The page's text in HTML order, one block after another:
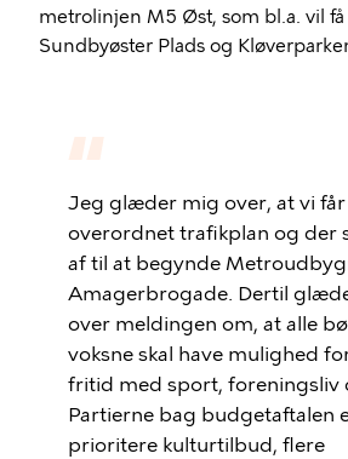
metrolinjen M5 Øst, som bl.a. vil få
Sundbyøster Plads og
Jeg glæder mig over, at vi får
overordnet trafikplan og der
af til at begynde
Amagerbrogade. Dertil
over meldingen om, at alle
voksne skal have mulighed
fritid med sport, foreningsliv
Partierne bag budgetaftalen
prioritere kulturtilbud, flere